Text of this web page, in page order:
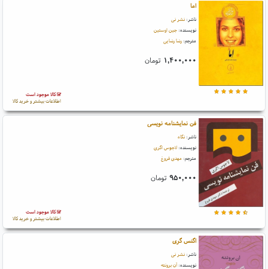
اما
ناشر: نشر نی
نویسنده: جین اوستین
مترجم: رضا رضایی
۱,۴۰۰,۰۰۰ تومان
کالا موجود است
اطلاعات بیشتر و خرید کالا
فن نمایشنامه نویسی
ناشر: نگاه
نویسنده: لاجوس اگری
مترجم: مهدی فروغ
۹۵۰,۰۰۰ تومان
کالا موجود است
اطلاعات بیشتر و خرید کالا
اگنس گری
ناشر: نشر نی
نویسنده: آن برونته